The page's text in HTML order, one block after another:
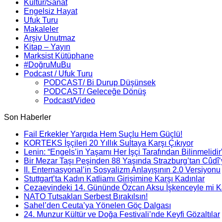
Kültür/Sanat
Engelsiz Hayat
Ufuk Turu
Makaleler
Arşiv Unutmaz
Kitap – Yayın
Marksist Kütüphane
#DoğruMuBu
Podcast / Ufuk Turu
PODCAST/ Bi Durup Düşünsek
PODCAST/ Geleceğe Dönüş
Podcast/Video
Son Haberler
Fail Erkekler Yargıda Hem Suçlu Hem Güçlü!
KORTEKS İşçileri 20 Yıllık Sultaya Karşı Çıkıyor
Lenin: “Engels’in Yaşamı Her İşçi Tarafından
Bir Mezar Taşı Peşinden 88 Yaşında Strazburg’tan
II. Enternasyonal’in Sosyalizm Anlayışının 2.0 Versiyonu
Stuttgart’ta Kadın Katliamı Girişimine Karşı Kadınlar
Cezaevindeki 14. Gününde Özcan Aksu İşkenceyle mi
NATO Tutsakları Serbest Bırakılsın!
Sahel’den Ceuta’ya Yönelen Göç Dalgası
24. Munzur Kültür ve Doğa Festivali’nde Keyfi Gözaltılar